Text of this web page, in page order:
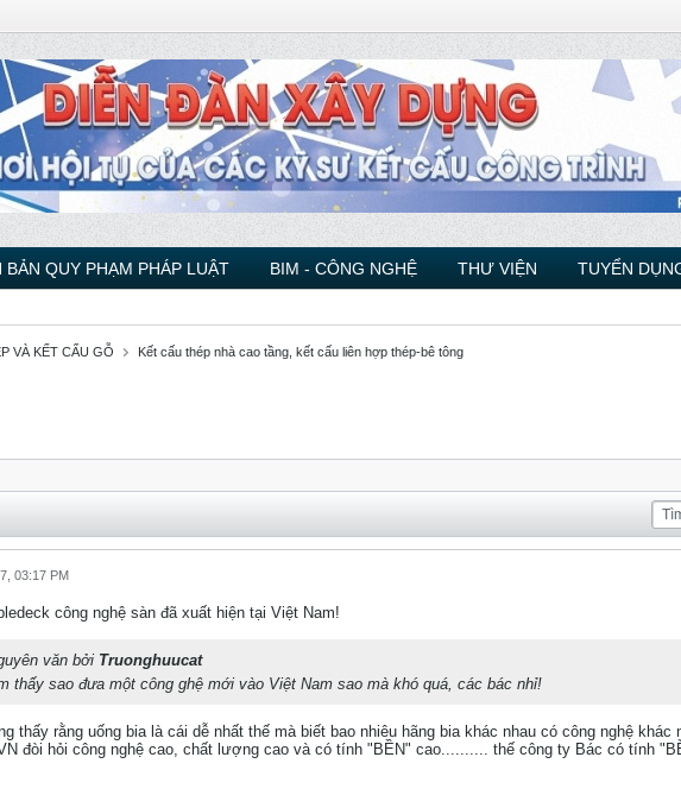
BẢN QUY PHẠM PHÁP LUẬT BIM - CÔNG NGHỆ THƯ VIỆN TUYỂN
VÀ KẾT CẤU GỖ Kết cấu thép nhà cao tầng, kết cấu liên hợp thép-bê tông
03:17 PM
công nghệ sàn đã xuất hiện tại Việt Nam!
văn bởi Truonghuucat
thấy sao đưa một công ghệ mới vào Việt Nam sao mà khó quá, các bác nhỉ!
thấy rằng uống bia là cái dễ nhất thế mà biết bao nhiêu hãng bia khác nhau có công nghệ
đòi hỏi công nghệ cao, chất lượng cao và có tính "BỀN" cao.......... thế công ty Bác có tính